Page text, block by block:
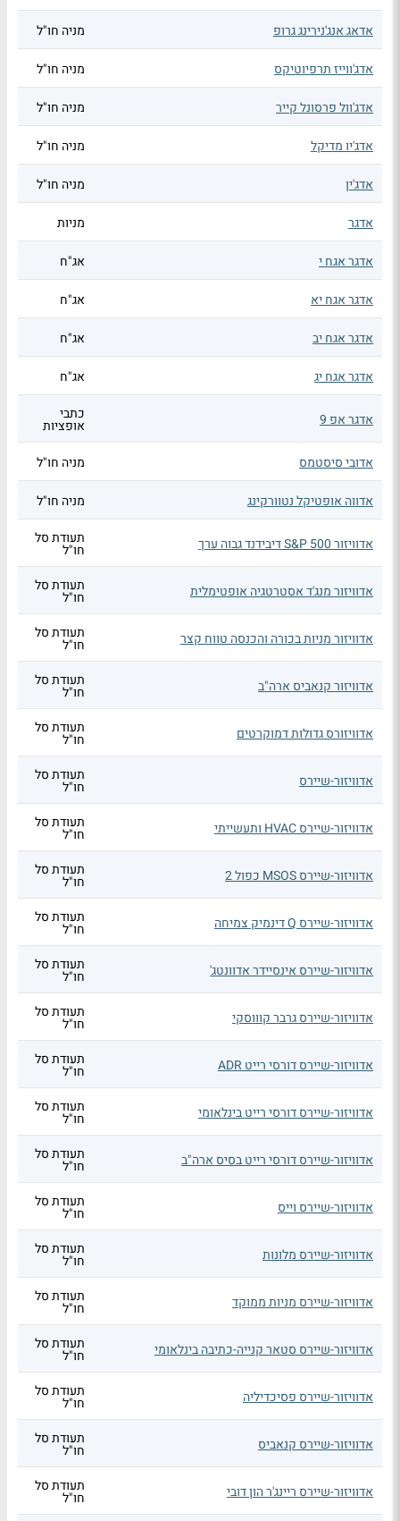
אדאג אנג'נירינג גרופ מניה חו"ל
אדג'ווייז תרפיוטיקס מניה חו"ל
אדג'וול פרסונל קייר מניה חו"ל
אדג'יו מדיקל מניה חו"ל
אדג'ין מניה חו"ל
אדגר מניות
אדגר אגח י אג"ח
אדגר אגח יא אג"ח
אדגר אגח יב אג"ח
אדגר אגח יג אג"ח
אדגר אפ 9 כתבי
אופציות
אדובי סיסטמס
מניה חו"ל
אדווה אופטיקל נטוורקינג מניה חו"ל
אדוויזור S&P 500 דיבידנד גבוה ערך תעודת סל
חו"ל
אדוויזור מנג'ד אסטרטגיה אופטימלית תעודת סל
חו"ל
אדוויזור מניות בכורה והכנסה טווח קצר תעודת סל
חו"ל
אדוויזור קנאביס ארה"ב תעודת סל
חו"ל
אדוויזורס גדולות דמוקרטים תעודת סל
חו"ל
אדוויזור-שיירס תעודת סל
חו"ל
אדוויזור-שיירס HVAC ותעשייתי תעודת סל
חו"ל
אדוויזור-שיירס MSOS כפול 2 תעודת סל
חו"ל
אדוויזור-שיירס Q דינמיק צמיחה תעודת סל
חו"ל
אדוויזור-שיירס אינסיידר אדוונטג' תעודת סל
חו"ל
אדוויזור-שיירס גרבר קוווסקי תעודת סל
חו"ל
אדוויזור-שיירס דורסי רייט ADR תעודת סל
חו"ל
אדוויזור-שיירס דורסי רייט בינלאומי תעודת סל
חו"ל
אדוויזור-שיירס דורסי רייט בסיס ארה"ב תעודת סל
חו"ל
אדוויזור-שיירס וייס תעודת סל
חו"ל
אדוויזור-שיירס מלונות תעודת סל
חו"ל
אדוויזור-שיירס מניות ממוקד תעודת סל
חו"ל
אדוויזור-שיירס סטאר קנייה-כתיבה בינלאומי תעודת סל
חו"ל
אדוויזור-שיירס פסיכדיליה תעודת סל
חו"ל
אדוויזור-שיירס קנאביס תעודת סל
חו"ל
אדוויזור-שיירס ריינג'ר הון דובי תעודת סל
חו"ל